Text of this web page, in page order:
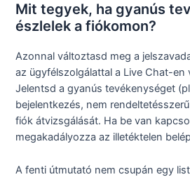
Mit tegyek, ha gyanús
észlelek a fiókomon?
Azonnal változtasd meg a
az ügyfélszolgálattal a Live Chat-en
Jelentsd a gyanús tevékenységet
bejelentkezés, nem
fiók átvizsgálását. Ha be van
megakadályozza az illetéktelen
A fenti útmutató nem csupán egy